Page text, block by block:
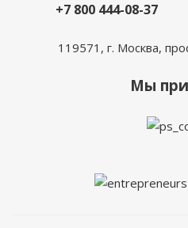
+7 800 444-08-37
119571, г. Москва,
Мы